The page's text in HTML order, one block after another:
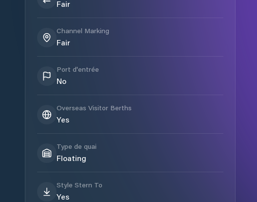
Fair
Channel Marking
Fair
Port d'entrée
No
Overseas Visitor Berths
Yes
Type de quai
Floating
Style Stern To
Yes